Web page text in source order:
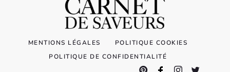
MENTIONS LÉGALES
POLITIQUE COOKIES
POLITIQUE DE CONFIDENTIALITÉ